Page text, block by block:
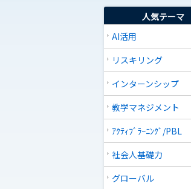
人気テーマ
AI活用
リスキリング
インターンシップ
教学マネジメント
ｱｸﾃｨﾌﾞﾗｰﾆﾝｸﾞ/PBL
社会人基礎力
グローバル